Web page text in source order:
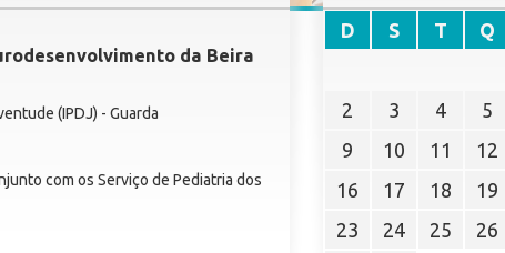
da Beira
(IPDJ) - Guarda
com os Serviço de Pediatria dos
D S T Q
2
3 4 5
9
10 11 12
16
17 18 19
23
24 25 26